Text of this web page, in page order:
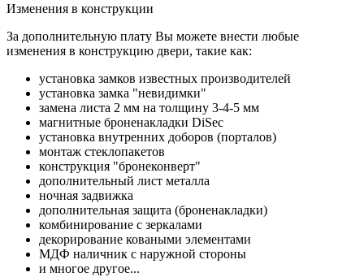
Изменения в конструкции
За дополнительную плату Вы можете внести любые
изменения в конструкцию двери, такие как:
установка замков известных производителей
установка замка "невидимки"
замена листа 2 мм на толщину 3-4-5 мм
магнитные броненакладки DiSec
установка внутренних доборов (порталов)
монтаж стеклопакетов
конструкция "бронеконверт"
дополнительный лист металла
ночная задвижка
дополнительная защита (броненакладки)
комбинирование с зеркалами
декорирование коваными элементами
МДФ наличник с наружной стороны
и многое другое...